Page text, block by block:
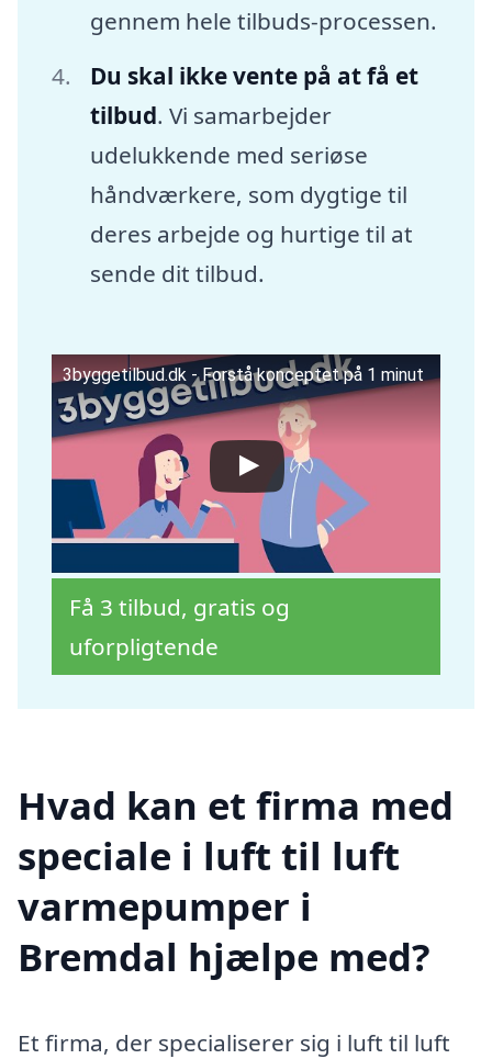
gennem hele tilbuds-processen.
Du skal ikke vente på at få et
tilbud. Vi samarbejder
udelukkende med seriøse
håndværkere, som dygtige til
deres arbejde og hurtige til at
sende dit tilbud.
3byggetilbud.dk - Forstå konceptet på 1 minut
Få 3 tilbud, gratis og
uforpligtende
Hvad kan et firma med
speciale i luft til luft
varmepumper i
Bremdal hjælpe med?
Et firma, der specialiserer sig i luft til luft